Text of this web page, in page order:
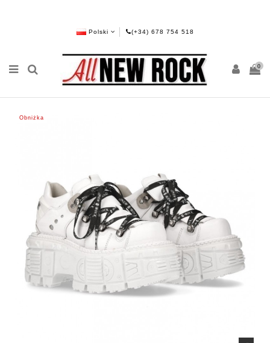
Polski (+34) 678 754 518
0
Obniżka